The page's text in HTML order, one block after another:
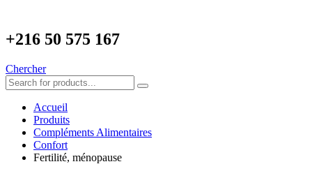
+216 50 575 167
Chercher
Accueil
Produits
Compléments Alimentaires
Confort
Fertilité, ménopause